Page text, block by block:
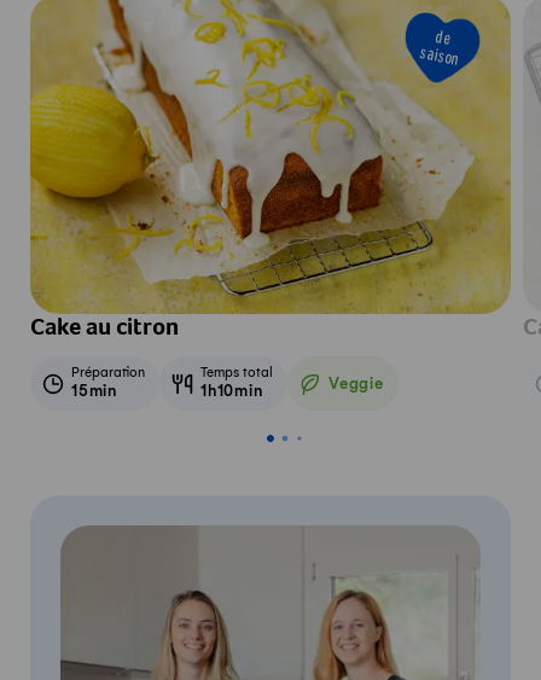
de
saison
Cake au citron
Préparation
15min
Temps total
1h10min Veggie
Veggie